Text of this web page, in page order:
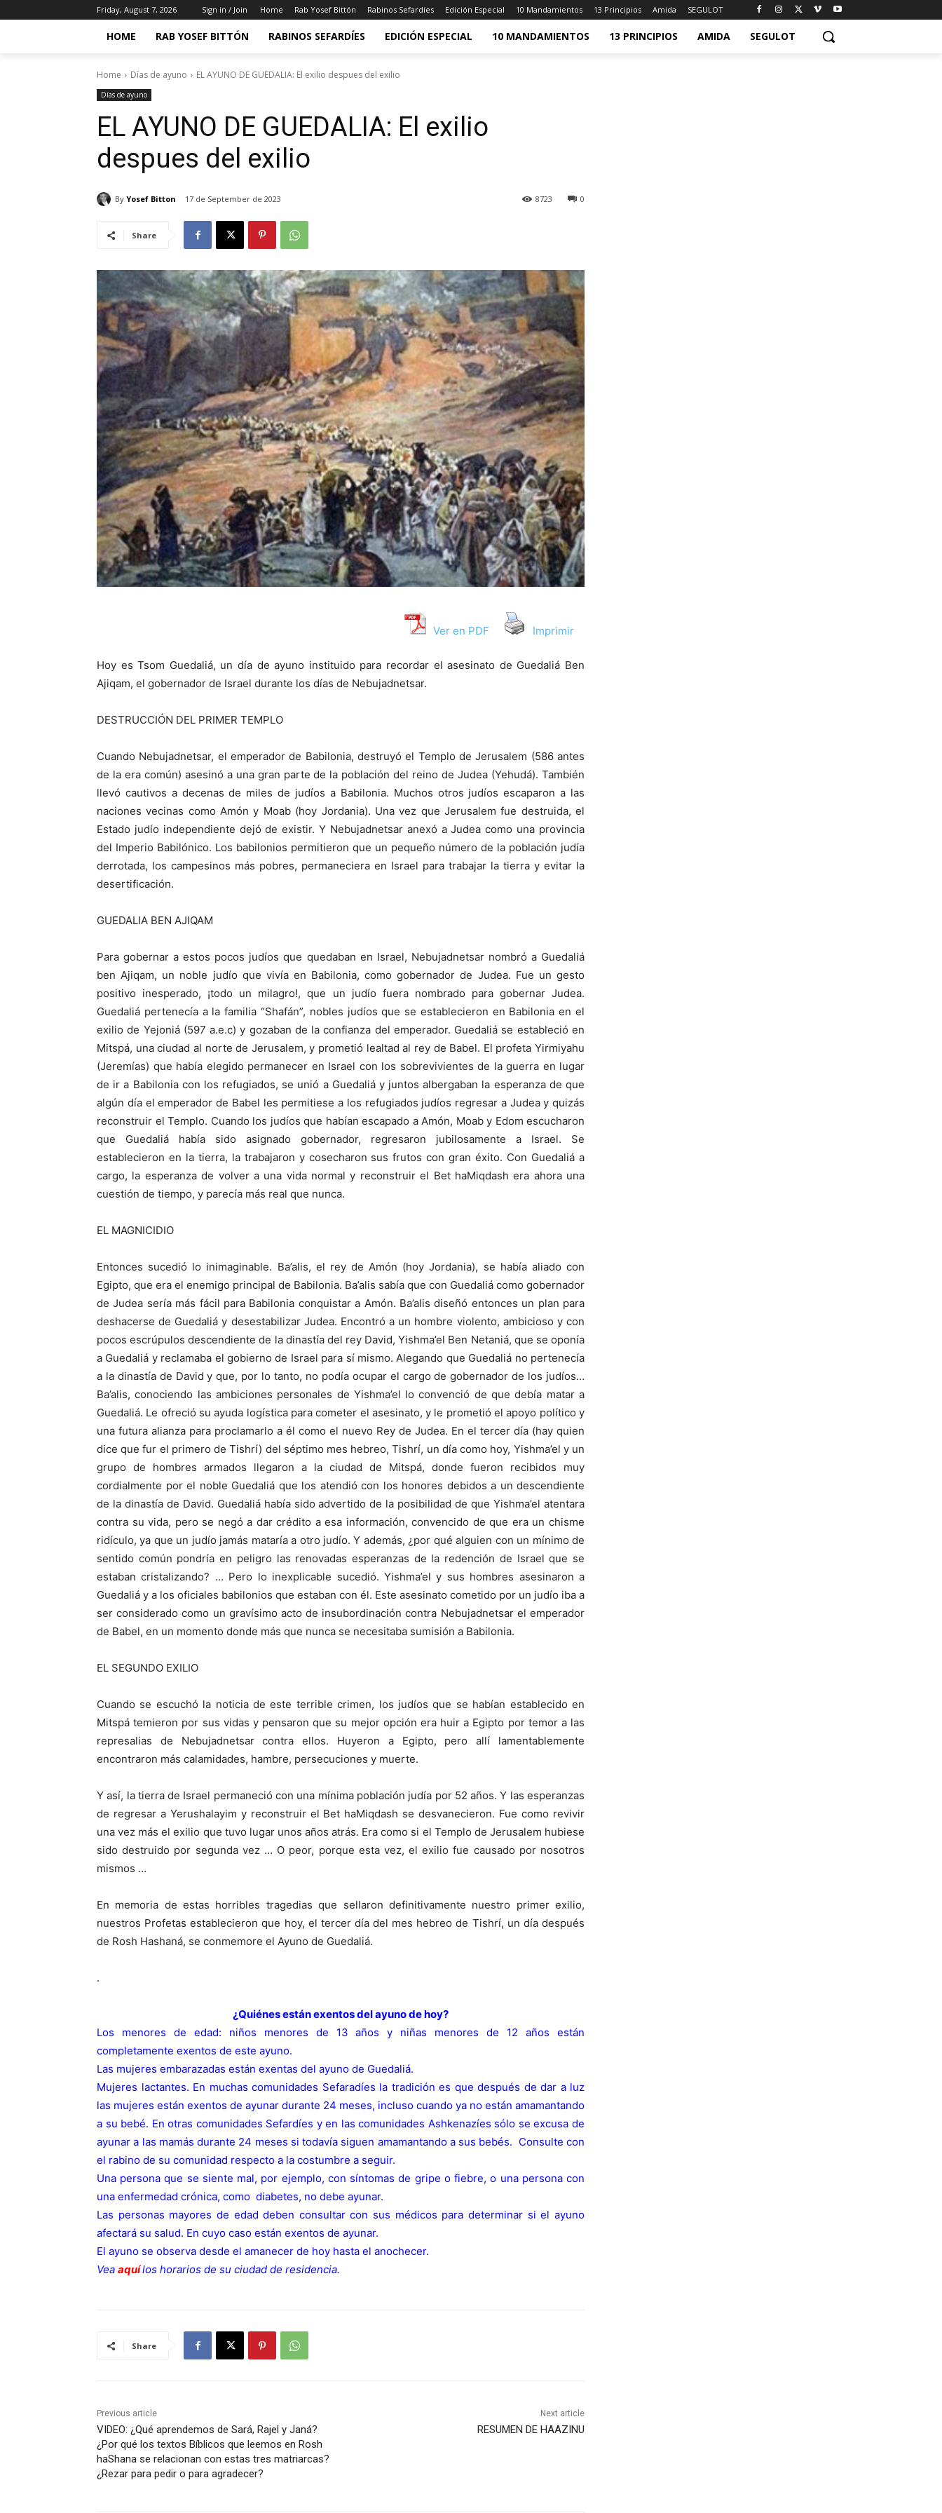
Friday, August 7, 2026 Sign in / Join Home Rab Yosef Bittón Rabinos Sefardíes Edición Especial 10 Mandamientos 13 Principios Amida SEGULOT
HOME RAB YOSEF BITTÓN RABINOS SEFARDÍES EDICIÓN ESPECIAL 10 MANDAMIENTOS 13 PRINCIPIOS AMIDA SEGULOT
Home Días de ayuno EL AYUNO DE GUEDALIA: El exilio despues del exilio
Días de ayuno
EL AYUNO DE GUEDALIA: El exilio
despues del exilio
By Yosef Bitton 17 de September de 2023 0
8723
Share
Ver en PDF Imprimir
Hoy es Tsom Guedaliá, un día de ayuno instituido para recordar el asesinato de Guedaliá Ben
Ajiqam, el gobernador de Israel durante los días de Nebujadnetsar.
DESTRUCCIÓN DEL PRIMER TEMPLO
Cuando Nebujadnetsar, el emperador de Babilonia, destruyó el Templo de Jerusalem (586 antes
de la era común) asesinó a una gran parte de la población del reino de Judea (Yehudá). También
llevó cautivos a decenas de miles de judíos a Babilonia. Muchos otros judíos escaparon a las
naciones vecinas como Amón y Moab (hoy Jordania). Una vez que Jerusalem fue destruida, el
Estado judío independiente dejó de existir. Y Nebujadnetsar anexó a Judea como una provincia
del Imperio Babilónico. Los babilonios permitieron que un pequeño número de la población judía
derrotada, los campesinos más pobres, permaneciera en Israel para trabajar la tierra y evitar la
desertificación.
GUEDALIA BEN AJIQAM
Para gobernar a estos pocos judíos que quedaban en Israel, Nebujadnetsar nombró a Guedaliá
ben Ajiqam, un noble judío que vivía en Babilonia, como gobernador de Judea. Fue un gesto
positivo inesperado, ¡todo un milagro!, que un judío fuera nombrado para gobernar Judea.
Guedaliá pertenecía a la familia “Shafán”, nobles judíos que se establecieron en Babilonia en el
exilio de Yejoniá (597 a.e.c) y gozaban de la confianza del emperador. Guedaliá se estableció en
Mitspá, una ciudad al norte de Jerusalem, y prometió lealtad al rey de Babel. El profeta Yirmiyahu
(Jeremías) que había elegido permanecer en Israel con los sobrevivientes de la guerra en lugar
de ir a Babilonia con los refugiados, se unió a Guedaliá y juntos albergaban la esperanza de que
algún día el emperador de Babel les permitiese a los refugiados judíos regresar a Judea y quizás
reconstruir el Templo. Cuando los judíos que habían escapado a Amón, Moab y Edom escucharon
que Guedaliá había sido asignado gobernador, regresaron jubilosamente a Israel. Se
establecieron en la tierra, la trabajaron y cosecharon sus frutos con gran éxito. Con Guedaliá a
cargo, la esperanza de volver a una vida normal y reconstruir el Bet haMiqdash era ahora una
cuestión de tiempo, y parecía más real que nunca.
EL MAGNICIDIO
Entonces sucedió lo inimaginable. Ba’alis, el rey de Amón (hoy Jordania), se había aliado con
Egipto, que era el enemigo principal de Babilonia. Ba’alis sabía que con Guedaliá como gobernador
de Judea sería más fácil para Babilonia conquistar a Amón. Ba’alis diseñó entonces un plan para
deshacerse de Guedaliá y desestabilizar Judea. Encontró a un hombre violento, ambicioso y con
pocos escrúpulos descendiente de la dinastía del rey David, Yishma’el Ben Netaniá, que se oponía
a Guedaliá y reclamaba el gobierno de Israel para sí mismo. Alegando que Guedaliá no pertenecía
a la dinastía de David y que, por lo tanto, no podía ocupar el cargo de gobernador de los judíos…
Ba’alis, conociendo las ambiciones personales de Yishma’el lo convenció de que debía matar a
Guedaliá. Le ofreció su ayuda logística para cometer el asesinato, y le prometió el apoyo político y
una futura alianza para proclamarlo a él como el nuevo Rey de Judea. En el tercer día (hay quien
dice que fur el primero de Tishrí) del séptimo mes hebreo, Tishrí, un día como hoy, Yishma’el y un
grupo de hombres armados llegaron a la ciudad de Mitspá, donde fueron recibidos muy
cordialmente por el noble Guedaliá que los atendió con los honores debidos a un descendiente
de la dinastía de David. Guedaliá había sido advertido de la posibilidad de que Yishma’el atentara
contra su vida, pero se negó a dar crédito a esa información, convencido de que era un chisme
ridículo, ya que un judío jamás mataría a otro judío. Y además, ¿por qué alguien con un mínimo de
sentido común pondría en peligro las renovadas esperanzas de la redención de Israel que se
estaban cristalizando? … Pero lo inexplicable sucedió. Yishma’el y sus hombres asesinaron a
Guedaliá y a los oficiales babilonios que estaban con él. Este asesinato cometido por un judío iba a
ser considerado como un gravísimo acto de insubordinación contra Nebujadnetsar el emperador
de Babel, en un momento donde más que nunca se necesitaba sumisión a Babilonia.
EL SEGUNDO EXILIO
Cuando se escuchó la noticia de este terrible crimen, los judíos que se habían establecido en
Mitspá temieron por sus vidas y pensaron que su mejor opción era huir a Egipto por temor a las
represalias de Nebujadnetsar contra ellos. Huyeron a Egipto, pero allí lamentablemente
encontraron más calamidades, hambre, persecuciones y muerte.
Y así, la tierra de Israel permaneció con una mínima población judía por 52 años. Y las esperanzas
de regresar a Yerushalayim y reconstruir el Bet haMiqdash se desvanecieron. Fue como revivir
una vez más el exilio que tuvo lugar unos años atrás. Era como si el Templo de Jerusalem hubiese
sido destruido por segunda vez … O peor, porque esta vez, el exilio fue causado por nosotros
mismos …
En memoria de estas horribles tragedias que sellaron definitivamente nuestro primer exilio,
nuestros Profetas establecieron que hoy, el tercer día del mes hebreo de Tishrí, un día después
de Rosh Hashaná, se conmemore el Ayuno de Guedaliá.
.
¿Quiénes están exentos del ayuno de hoy?
Los menores de edad: niños menores de 13 años y niñas menores de 12 años están
completamente exentos de este ayuno.
Las mujeres embarazadas están exentas del ayuno de Guedaliá.
Mujeres lactantes. En muchas comunidades Sefaradíes la tradición es que después de dar a luz
las mujeres están exentos de ayunar durante 24 meses, incluso cuando ya no están amamantando
a su bebé. En otras comunidades Sefardíes y en las comunidades Ashkenazíes sólo se excusa de
ayunar a las mamás durante 24 meses si todavía siguen amamantando a sus bebés. Consulte con
el rabino de su comunidad respecto a la costumbre a seguir.
Una persona que se siente mal, por ejemplo, con síntomas de gripe o fiebre, o una persona con
una enfermedad crónica, como diabetes, no debe ayunar.
Las personas mayores de edad deben consultar con sus médicos para determinar si el ayuno
afectará su salud. En cuyo caso están exentos de ayunar.
El ayuno se observa desde el amanecer de hoy hasta el anochecer.
Vea aquílos horarios de su ciudad de residencia.
Share
Previous article
VIDEO: ¿Qué aprendemos de Sará, Rajel y Janá?
¿Por qué los textos Bíblicos que leemos en Rosh
haShana se relacionan con estas tres matriarcas?
¿Rezar para pedir o para agradecer?
Next article
RESUMEN DE HAAZINU